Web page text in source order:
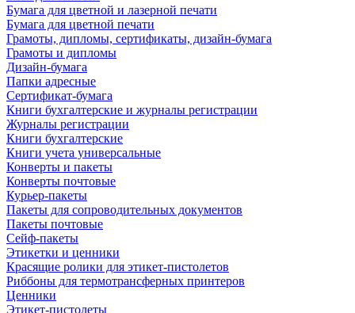
Бумага для цветной и лазерной печати
Бумага для цветной печати
Грамоты, дипломы, сертификаты, дизайн-бумага
Грамоты и дипломы
Дизайн-бумага
Папки адресные
Сертификат-бумага
Книги бухгалтерские и журналы регистрации
Журналы регистрации
Книги бухгалтерские
Книги учета универсальные
Конверты и пакеты
Конверты почтовые
Курьер-пакеты
Пакеты для сопроводительных документов
Пакеты почтовые
Сейф-пакеты
Этикетки и ценники
Красящие ролики для этикет-пистолетов
Риббоны для термотрансферных принтеров
Ценники
Этикет-пистолеты